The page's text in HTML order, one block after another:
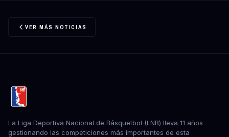
VER MÁS NOTICIAS
La Liga Deportiva Nacional de Básquetbol (LNB) lleva 11 años
gestionando las competiciones más importantes de esta